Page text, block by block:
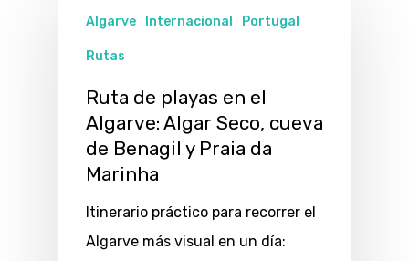
Algarve Internacional Portugal
Rutas
Ruta de playas en el
Algarve: Algar Seco, cueva
de Benagil y Praia da
Marinha
Itinerario práctico para recorrer el
Algarve más visual en un día: